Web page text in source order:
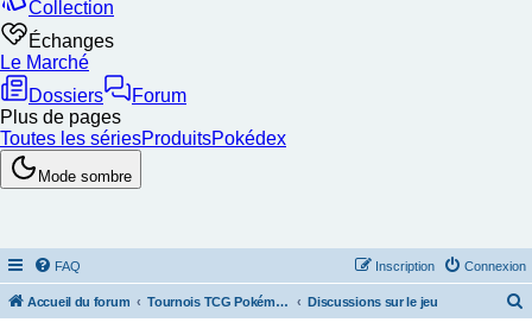
FAQ Connexion
Inscription
Accueil du forum Tournois TCG Pokémon & Stratégie Discussions sur le jeu